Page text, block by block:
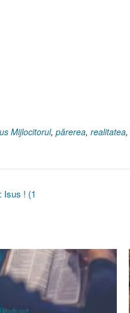
Mijlocitorul, părerea, realitatea,
Isus ! (1